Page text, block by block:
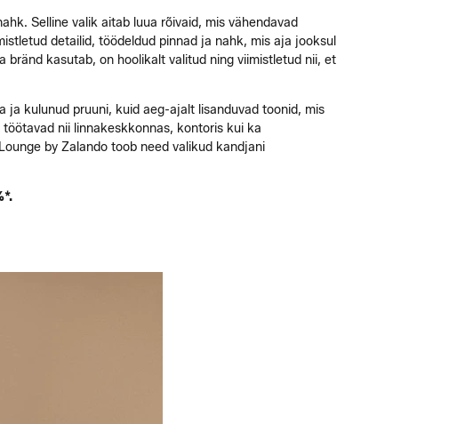
Selline valik aitab luua rõivaid, mis vähendavad
detailid, töödeldud pinnad ja nahk, mis aja jooksul
bränd kasutab, on hoolikalt valitud ning viimistletud nii, et
kulunud pruuni, kuid aeg-ajalt lisanduvad toonid, mis
nii linnakeskkonnas, kontoris kui ka
by Zalando toob need valikud kandjani